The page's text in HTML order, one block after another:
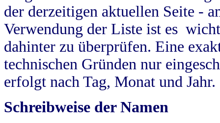
der derzeitigen aktuellen Seite -
Verwendung der Liste ist es
dahinter zu überprüfen. Eine
technischen Gründen nur
erfolgt nach Tag, Monat und Jahr.
Schreibweise der Namen